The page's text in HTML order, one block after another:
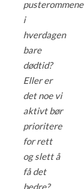
pusterommene
i
hverdagen
bare
dødtid?
Eller er
det noe vi
aktivt bør
prioritere
for rett
og slett å
få det
bedre?